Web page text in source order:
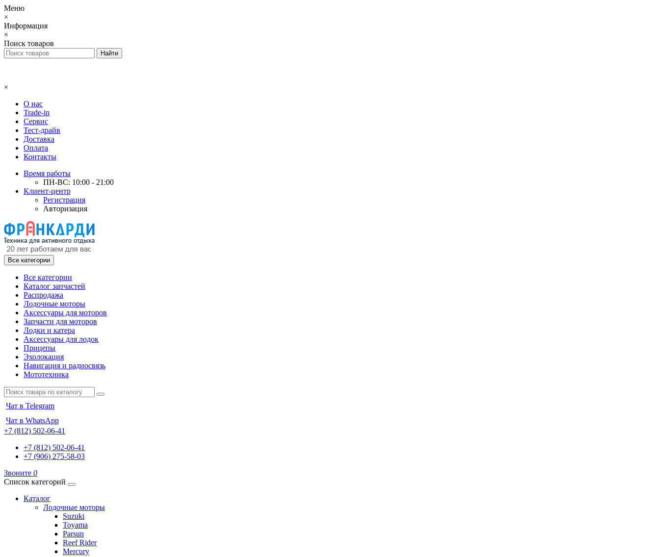
Меню
×
Информация
×
Поиск товаров
×
О нас
Trade-in
Сервис
Тест-драйв
Доставка
Оплата
Контакты
Время работы
ПН-ВС: 10:00 - 21:00
Клиент-центр
Регистрация
Авторизация
Все категории
Все категории
Каталог запчастей
Распродажа
Лодочные моторы
Аксессуары для моторов
Запчасти для моторов
Лодки и катера
Аксессуары для лодок
Прицепы
Эхолокация
Навигация и радиосвязь
Мототехника
Чат в Telegram
Чат в WhatsApp
+7 (812) 502-06-41
+7 (812) 502-06-41
+7 (906) 275-58-03
Звоните 0
Список категорий
Каталог
Лодочные моторы
Suzuki
Toyama
Parsun
Reef Rider
Mercury